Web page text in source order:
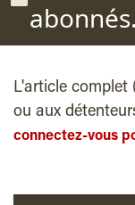
abonnés.
L'article complet
ou aux
connectez-vous